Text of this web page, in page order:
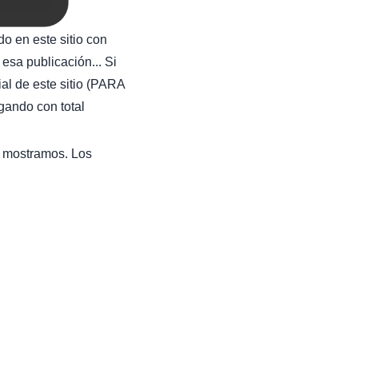
en este sitio con
publicación... Si
de este sitio (PARA
con total
Los